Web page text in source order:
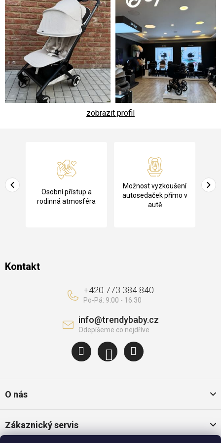
zobrazit profil
a
Osobní přístup a
rodinná atmosféra
Možnost vyzkoušení
autosedaček přímo v
autě
Kontakt
info@trendybaby.cz
+420 773 384 840
O nás
Zákaznický servis